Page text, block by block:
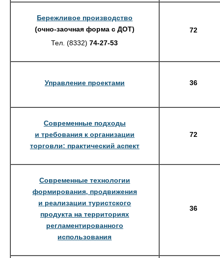
Бережливое производство
(очно-заочная форма с ДОТ)
Тел. (8332)74-27-53
72
Управление проектами 36
Современные подходы
и требования к организации
торговли: практический аспект
72
Современные технологии
формирования, продвижения
и реализации туристского
продукта на территориях
регламентированного
использования
36